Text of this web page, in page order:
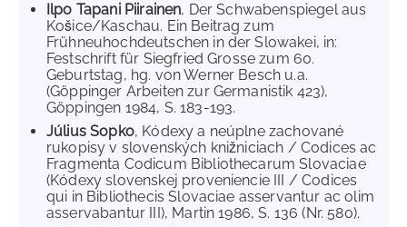
Ilpo Tapani Piirainen, Der Schwabenspiegel aus
Košice/Kaschau. Ein Beitrag zum
Frühneuhochdeutschen in der Slowakei, in:
Festschrift für Siegfried Grosse zum 60.
Geburtstag, hg. von Werner Besch u.a.
(Göppinger Arbeiten zur Germanistik 423),
Göppingen 1984, S. 183-193.
Július Sopko, Kódexy a neúplne zachované
rukopisy v slovenských knižniciach / Codices ac
Fragmenta Codicum Bibliothecarum Slovaciae
(Kódexy slovenskej proveniencie III / Codices
qui in Bibliothecis Slovaciae asservantur ac olim
asservabantur III), Martin 1986, S. 136 (Nr. 580).